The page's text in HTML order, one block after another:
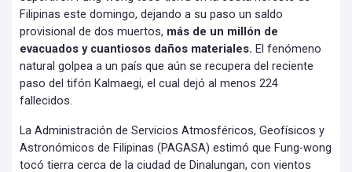
Filipinas este domingo, dejando a su paso un saldo
provisional de dos muertos, más de un millón de
evacuados y cuantiosos daños materiales. El fenómeno
natural golpea a un país que aún se recupera del reciente
paso del tifón Kalmaegi, el cual dejó al menos 224
fallecidos.
La Administración de Servicios Atmosféricos, Geofísicos y
Astronómicos de Filipinas (PAGASA) estimó que Fung-wong
tocó tierra cerca de la ciudad de Dinalungan, con vientos